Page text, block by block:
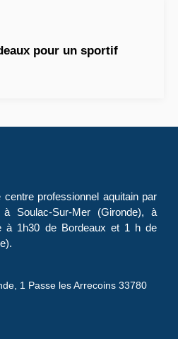
pour un sportif
centre professionnel aquitain par
Soulac-Sur-Mer (Gironde), à
à 1h30 de Bordeaux et 1 h de
1 Passe les Arrecoins 33780